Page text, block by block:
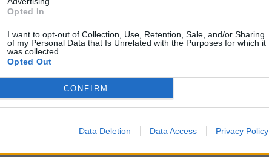
Opted In
I want to opt-out of Collection, Use, Retention, Sale, and/or Sharing
of my Personal Data that Is Unrelated with the Purposes for which it
was collected.
Opted Out
CONFIRM
Data Deletion Data Access Privacy Policy